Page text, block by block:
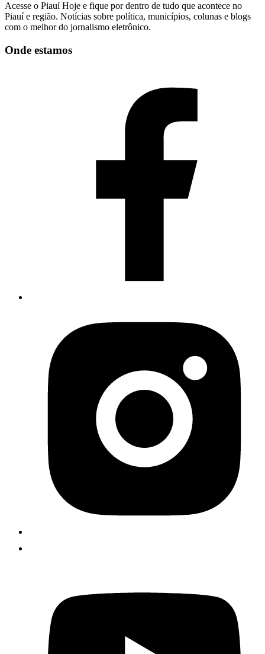
Acesse o Piauí Hoje e fique por dentro de tudo que acontece no
Piauí e região. Notícias sobre política, municípios, colunas e blogs
com o melhor do jornalismo eletrônico.
Onde estamos